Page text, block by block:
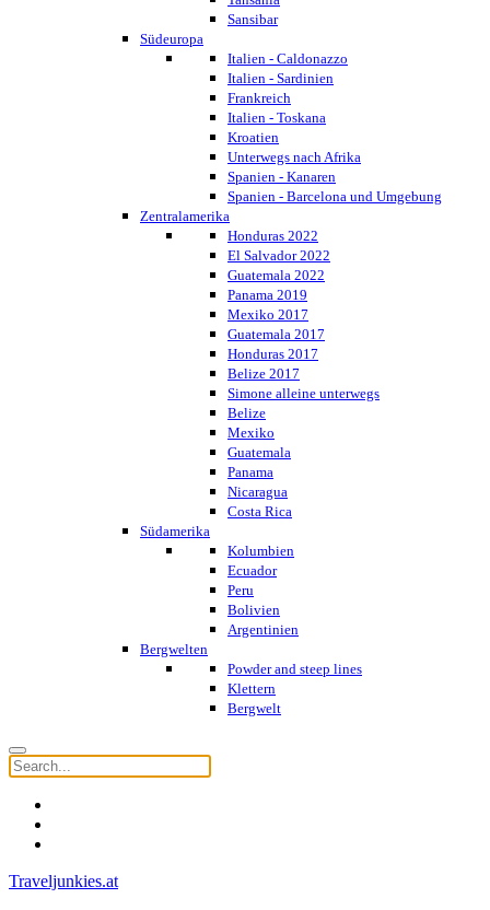
Sansibar
Südeuropa
Italien - Caldonazzo
Italien - Sardinien
Frankreich
Italien - Toskana
Kroatien
Unterwegs nach Afrika
Spanien - Kanaren
Spanien - Barcelona und Umgebung
Zentralamerika
Honduras 2022
El Salvador 2022
Guatemala 2022
Panama 2019
Mexiko 2017
Guatemala 2017
Honduras 2017
Belize 2017
Simone alleine unterwegs
Belize
Mexiko
Guatemala
Panama
Nicaragua
Costa Rica
Südamerika
Kolumbien
Ecuador
Peru
Bolivien
Argentinien
Bergwelten
Powder and steep lines
Klettern
Bergwelt
Traveljunkies.at